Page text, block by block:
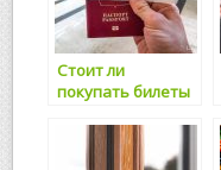
Стоит ли
покупать билеты
авиаперевозчика